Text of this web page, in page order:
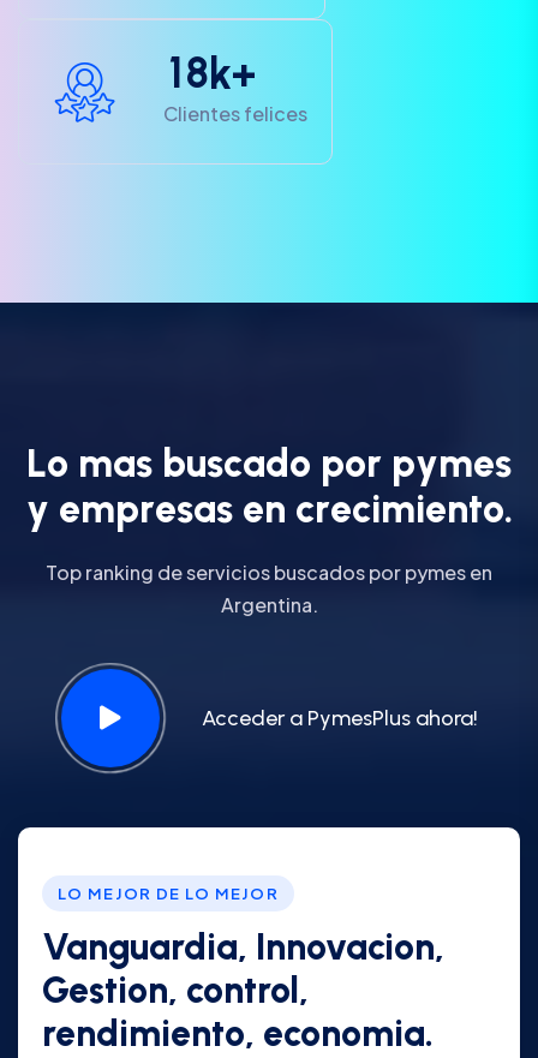
18k+
Clientes felices
Lo mas buscado por pymes
y empresas en crecimiento.
Top ranking de servicios buscados por pymes en
Argentina.
Acceder a PymesPlus ahora!
LO MEJOR DE LO MEJOR
Vanguardia, Innovacion,
Gestion, control,
rendimiento, economia.